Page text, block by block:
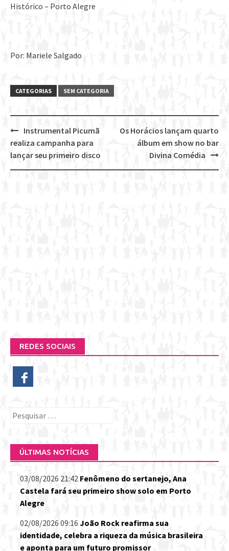
Histórico – Porto Alegre
Por: Mariele Salgado
CATEGORIAS SEM CATEGORIA
Post
navigation
Os Horácios lançam quarto
álbum em show no bar
Divina Comédia
Instrumental Picumã
realiza campanha para
lançar seu primeiro disco
REDES SOCIAIS
Pesquisar
ÚLTIMAS NOTÍCIAS
03/08/2026 21:42 Fenômeno do sertanejo, Ana
Castela fará seu primeiro show solo em Porto
Alegre
02/08/2026 09:16 João Rock reafirma sua
identidade, celebra a riqueza da música brasileira
e aponta para um futuro promissor